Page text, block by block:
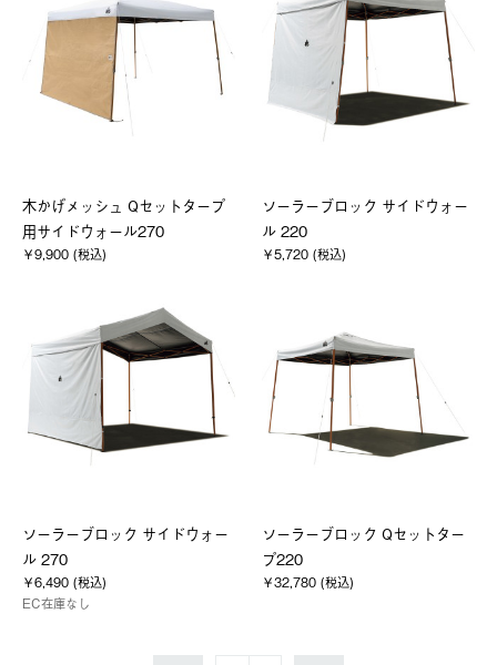
木かげメッシュ Qセットタープ
用サイドウォール270
￥9,900 (税込)
ソーラーブロック サイドウォー
ル 220
￥5,720 (税込)
ソーラーブロック サイドウォー
ル 270
￥6,490 (税込)
EC在庫なし
ソーラーブロック Qセットター
プ220
￥32,780 (税込)